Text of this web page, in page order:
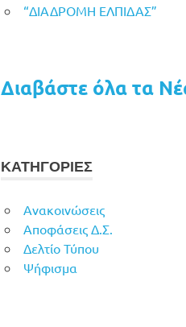
“ΔΙΑΔΡΟΜΗ ΕΛΠΙΔΑΣ”
Διαβάστε όλα τα
ΚΑΤΗΓΟΡΙΕΣ
Ανακοινώσεις
Αποφάσεις Δ.Σ.
Δελτίο Τύπου
Ψήφισμα